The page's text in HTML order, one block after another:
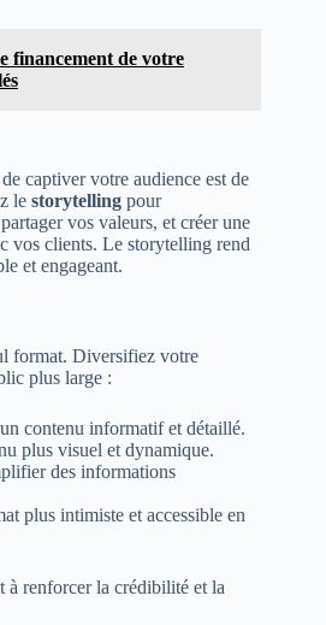
financement de votre
captiver votre audience est de
le storytelling pour
vos valeurs, et créer une
vos clients. Le storytelling rend
et engageant.
format. Diversifiez votre
plus large :
contenu informatif et détaillé.
plus visuel et dynamique.
des informations
plus intimiste et accessible en
à renforcer la crédibilité et la